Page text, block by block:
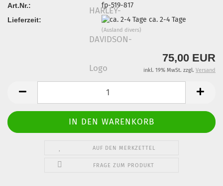
Art.Nr.: fp-519-817
Lieferzeit: ca. 2-4 Tage
(Ausland divers)
75,00 EUR
inkl. 19% MwSt. zzgl. Versand
AUF DEN MERKZETTEL
FRAGE ZUM PRODUKT